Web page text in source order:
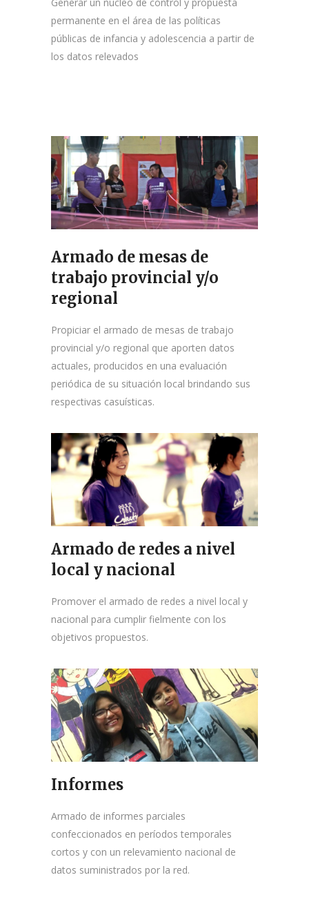
permanente en el área de las políticas
públicas de infancia y adolescencia a partir de
los datos relevados
Armado de mesas de
trabajo provincial y/o
regional
Propiciar el armado de mesas de trabajo
provincial y/o regional que aporten datos
actuales, producidos en una evaluación
periódica de su situación local brindando sus
respectivas casuísticas.
Armado de redes a nivel
local y nacional
Promover el armado de redes a nivel local y
nacional para cumplir fielmente con los
objetivos propuestos.
Informes
Armado de informes parciales
confeccionados en períodos temporales
cortos y con un relevamiento nacional de
datos suministrados por la red.